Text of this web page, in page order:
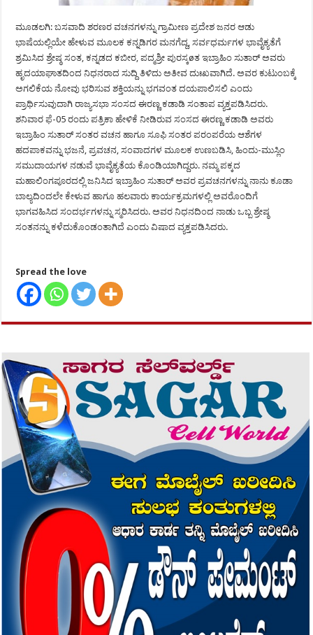
ಮೂಡಲಗಿ: ಬಸವಾದಿ ಶರಣರ ವಚನಗಳನ್ನು ಗ್ರಾಮೀಣ ಪ್ರದೇಶ ಜನರ ಆಡು
ಭಾಷೆಯಲ್ಲಿಯೇ ಹೇಳುವ ಮೂಲಕ ಕನ್ನಡಿಗರ ಮನಗೆದ್ದ, ಸರ್ವಧರ್ಮಗಳ ಭಾವೈಕ್ಯತೆಗೆ
ಶ್ರಮಿಸಿದ ಶ್ರೇಷ್ಠ ಸಂತ, ಕನ್ನಡದ ಕಬೀರ, ಪದ್ಮಶ್ರೀ ಪುರಸ್ಕøತ ಇಬ್ರಾಹಿಂ ಸುತಾರ್ ಅವರು
ಹೃದಯಾಘಾತದಿಂದ ನಿಧನರಾದ ಸುದ್ದಿ ತಿಳಿದು ಅತೀವ ದುಃಖವಾಗಿದೆ. ಅವರ ಕುಟುಂಬಕ್ಕೆ
ಅಗಲಿಕೆಯ ನೋವು ಭರಿಸುವ ಶಕ್ತಿಯನ್ನು ಭಗವಂತ ದಯಪಾಲಿಸಲಿ ಎಂದು
ಪ್ರಾರ್ಥಿಸುವುದಾಗಿ ರಾಜ್ಯಸಭಾ ಸಂಸದ ಈರಣ್ಣ ಕಡಾಡಿ ಸಂತಾಪ ವ್ಯಕ್ತಪಡಿಸಿದರು.
ಶನಿವಾರ ಫೆ-05 ರಂದು ಪತ್ರಿಕಾ ಹೇಳಿಕೆ ನೀಡಿರುವ ಸಂಸದ ಈರಣ್ಣ ಕಡಾಡಿ ಅವರು
ಇಬ್ರಾಹಿಂ ಸುತಾರ್ ಸಂತರ ವಚನ ಹಾಗೂ ಸೂಫಿ ಸಂತರ ಪರಂಪರೆಯ ಆಶೆಗಳ
ಹದಪಾಕವನ್ನು ಭಜನೆ, ಪ್ರವಚನ, ಸಂವಾದಗಳ ಮೂಲಕ ಉಣಬಡಿಸಿ, ಹಿಂದು-ಮುಸ್ಲಿಂ
ಸಮುದಾಯಗಳ ನಡುವೆ ಭಾವೈಕ್ಯತೆಯ ಕೊಂಡಿಯಾಗಿದ್ದರು. ನಮ್ಮ ಪಕ್ಕದ
ಮಹಾಲಿಂಗಪೂರದಲ್ಲಿ ಜನಿಸಿದ ಇಬ್ರಾಹಿಂ ಸುತಾರ್ ಅವರ ಪ್ರವಚನಗಳನ್ನು ನಾನು ಕೂಡಾ
ಬಾಲ್ಯದಿಂದಲೇ ಕೇಳುವ ಹಾಗೂ ಹಲವಾರು ಕಾರ್ಯಕ್ರಮಗಳಲ್ಲಿ ಅವರೊಂದಿಗೆ
ಭಾಗವಹಿಸಿದ ಸಂದರ್ಭಗಳನ್ನು ಸ್ಮರಿಸಿದರು. ಅವರ ನಿಧನದಿಂದ ನಾಡು ಒಬ್ಬ ಶ್ರೇಷ್ಠ
ಸಂತನನ್ನು ಕಳೆದುಕೊಂಡಂತಾಗಿದೆ ಎಂದು ವಿಷಾದ ವ್ಯಕ್ತಪಡಿಸಿದರು.
Spread the love